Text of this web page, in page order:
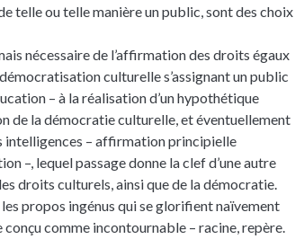
telle ou telle manière un public, sont des choix
nécessaire de l’affirmation des droits égaux
démocratisation culturelle s’assignant un public
– à la réalisation d’un hypothétique
de la démocratie culturelle, et éventuellement
intelligences – affirmation principielle
–, lequel passage donne la clef d’une autre
droits culturels, ainsi que de la démocratie.
propos ingénus qui se glorifient naïvement
comme incontournable – racine, repère.